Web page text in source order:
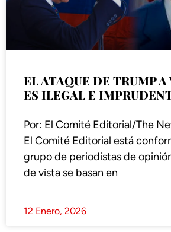
EL ATAQUE DE TRUMP A
ES ILEGAL E
Por: El Comité Editorial/The
El Comité Editorial está
grupo de periodistas de
de vista se basan en
12 Enero, 2026